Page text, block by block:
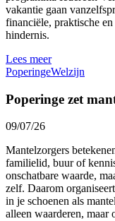
vakantie gaan
financiële, praktische
hindernis.
Lees meer
PoperingeWelzijn
Poperinge zet
09/07/26
Mantelzorgers
familielid, buur of
onschatbare waarde,
zelf. Daarom
in je schoenen als
alleen waarderen, maar